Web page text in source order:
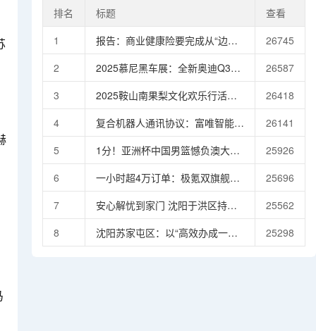
排名 标题
查看
1
报告：商业健康险要完成从“边缘
补充者”到“生态协同者”的转变，
需聚焦三大方向
26745
2
2025慕尼黑车展：全新奥迪Q3
Sportback首发亮相 引入插混车型
26587
3
2025鞍山南果梨文化欢乐行活动
启幕激活秋季文体旅市场活力
26418
4
复合机器人通讯协议：富唯智能的
技术突破与行业引领
26141
5
1分！亚洲杯中国男篮憾负澳大利
亚1分！亚洲杯中国男篮憾负澳大
利亚
25926
6
一小时超4万订单：极氪双旗舰打
破中国豪车“曲高和寡”困局
25696
7
安心解忧到家门 沈阳于洪区持续
破解办证难题惠及千户居民
25562
8
沈阳苏家屯区：以“高效办成一件
事”点亮政务服务现代化新路径
25298